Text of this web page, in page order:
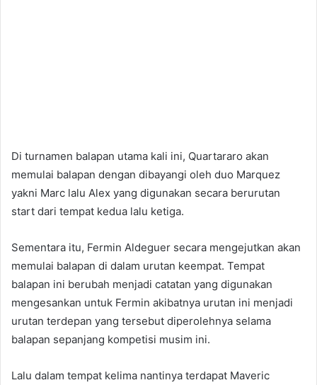
Di turnamen balapan utama kali ini, Quartararo akan
memulai balapan dengan dibayangi oleh duo Marquez
yakni Marc lalu Alex yang digunakan secara berurutan
start dari tempat kedua lalu ketiga.
Sementara itu, Fermin Aldeguer secara mengejutkan akan
memulai balapan di dalam urutan keempat. Tempat
balapan ini berubah menjadi catatan yang digunakan
mengesankan untuk Fermin akibatnya urutan ini menjadi
urutan terdepan yang tersebut diperolehnya selama
balapan sepanjang kompetisi musim ini.
Lalu dalam tempat kelima nantinya terdapat Maveric